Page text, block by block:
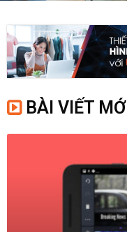
BÀI VIẾT MỚI